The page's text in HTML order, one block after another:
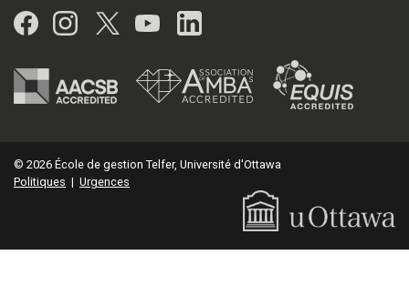
Facebook
Instagram
Twitter
YouTubeLinkedIn
© 2026 École de gestion Telfer, Université d'Ottawa
Politiques | Urgences